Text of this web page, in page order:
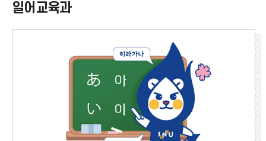
국어교육과
일어교육과
일어교육과